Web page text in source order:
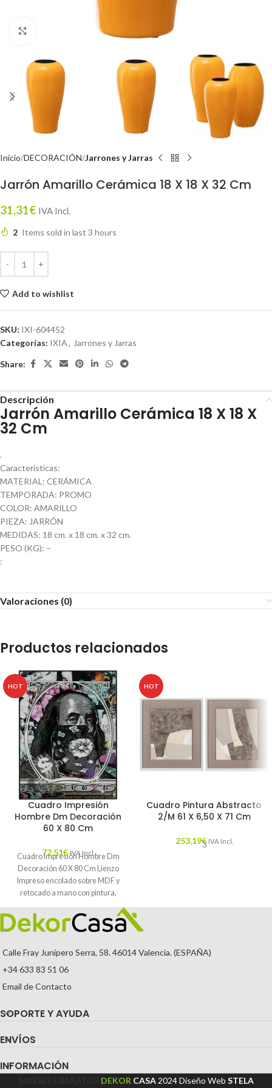
Inicio DECORACIÓN Jarrones y Jarras
Jarrón Amarillo Cerámica 18 X 18 X 32 Cm
31,31€ IVA Incl.
2 Items sold in last 3 hours
Add to wishlist
SKU: IXI-604452
Categorías: IXIA, Jarrones y Jarras
Share:
Descripción
Jarrón Amarillo Cerámica 18 X 18 X
32 Cm
.
Características:
MATERIAL: CERÁMICA
TEMPORADA: PROMO
COLOR: AMARILLO
PIEZA: JARRÓN
MEDIDAS: 18 cm. x 18 cm. x 32 cm.
PESO (KG): –
:
Valoraciones (0)
Productos relacionados
HOT
Cuadro Impresión
Hombre Dm Decoración
60 X 80 Cm
72,51€ IVA Incl.
Cuadro Impresión Hombre Dm
Decoración 60 X 80 Cm Lienzo
Impreso encolado sobre MDF y
retocado a mano con pintura,
HOT
Cuadro Pintura Abstracto
2/M 61 X 6,50 X 71 Cm
253,19€ IVA Incl.
3
Calle Fray Junípero Serra, 58. 46014 Valencia. (ESPAÑA)
+34 633 83 51 06
Email de Contacto
SOPORTE Y AYUDA
ENVÍOS
INFORMACIÓN
DEKOR CASA 2024Diseño Web STELA